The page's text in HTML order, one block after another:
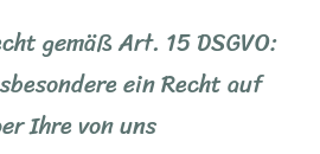
gemäß Art. 15 DSGVO:
ein Recht auf
Ihre von uns